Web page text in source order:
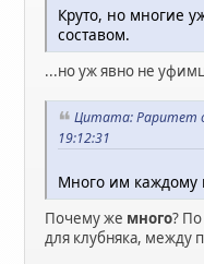
Круто, но многие
составом.
...но уж явно не
Цитата: Раритет
19:12:31
Много им каждому
Почему же много?
для клубняка, между